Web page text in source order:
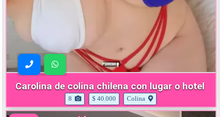
Carolina de colina chilena con lugar o hotel
8 $ 40.000 Colina